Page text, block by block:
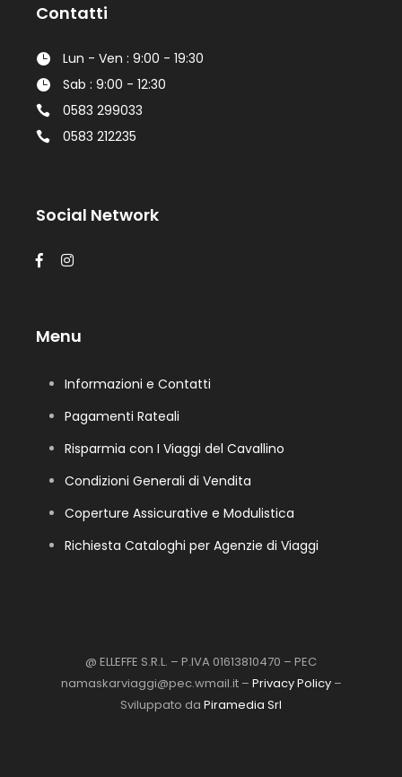
Contatti
Lun - Ven : 9:00 - 19:30
Sab : 9:00 - 12:30
0583 299033
0583 212235
Social Network
Menu
Informazioni e Contatti
Pagamenti Rateali
Risparmia con I Viaggi del Cavallino
Condizioni Generali di Vendita
Coperture Assicurative e Modulistica
Richiesta Cataloghi per Agenzie di Viaggi
@ ELLEFFE S.R.L. – P.IVA 01613810470 – PEC
namaskarviaggi@pec.wmail.it – Privacy Policy–
Sviluppato da Piramedia Srl